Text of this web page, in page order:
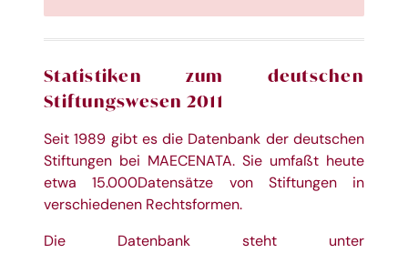
Statistiken zum deutschen
Stiftungswesen 2011
Seit 1989 gibt es die Datenbank der deutschen
Stiftungen bei MAECENATA. Sie umfaßt heute
etwa 15.000Datensätze von Stiftungen in
verschiedenen Rechtsformen.
Die Datenbank steht unter